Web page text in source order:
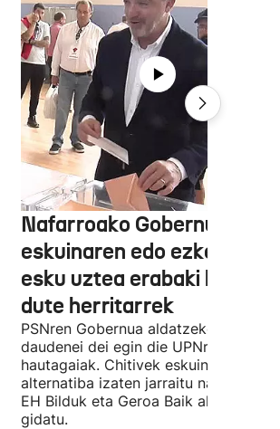
Nafarroako Gobernua
eskuinaren edo ezkerraren
esku uztea erabaki
dute herritarrek
PSNren Gobernua aldatzeko irrikitan
daudenei dei egin die UPNren
hautagaiak. Chitivek eskuinaren
alternatiba izaten jarraitu nahi du eta
EH Bilduk eta Geroa Baik aldaketa
gidatu.